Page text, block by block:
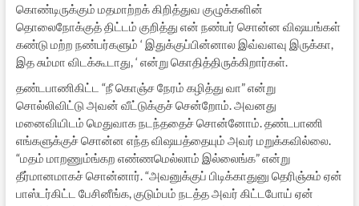
கொண்டிருக்கும் மதமாற்றக் கிறித்துவ குழுக்களின்
தொலைநோக்குத் திட்டம் குறித்து என் நண்பர் சொன்ன விஷயங்கள்
கண்டு மற்ற நண்பர்களும் ‘ இதுக்குப்பின்னால இவ்வளவு இருக்கா,
இத சும்மா விடக்கூடாது, ‘ என்று கொதித்திருக்கிறார்கள்.
தண்டபாணிகிட்ட “நீ கொஞ்ச நேரம் கழித்து வா” என்று
சொல்லிவிட்டு அவன் வீட்டுக்குச் சென்றோம். அவனது
மனைவியிடம் மெதுவாக நடந்ததைச் சொன்னோம். தண்டபாணி
எங்களுக்குச் சொன்ன எந்த விஷயத்தையும் அவர் மறுக்கவில்லை.
“மதம் மாறணும்ங்கற எண்ணமெல்லாம் இல்லைங்க” என்று
தீர்மானமாகச் சொன்னார். “அவனுக்குப் பிடிக்காதுனு தெரிஞ்சும் ஏன்
பாஸ்டர்கிட்ட பேசினீங்க, குடும்பம் நடத்த அவர் கிட்டபோய் ஏன்